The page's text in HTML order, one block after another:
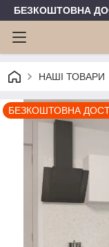
БЕЗКОШТОВНА
НАШІ ТОВАРИ
БЕЗКОШТОВНА